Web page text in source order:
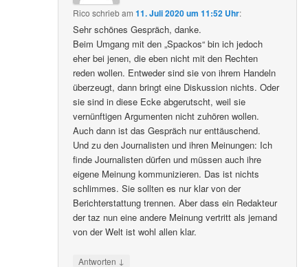
Rico schriebam11. Juli 2020 um 11:52 Uhr:
Sehr schönes Gespräch, danke.
Beim Umgang mit den „Spackos“ bin ich jedoch
eher bei jenen, die eben nicht mit den Rechten
reden wollen. Entweder sind sie von ihrem Handeln
überzeugt, dann bringt eine Diskussion nichts. Oder
sie sind in diese Ecke abgerutscht, weil sie
vernünftigen Argumenten nicht zuhören wollen.
Auch dann ist das Gespräch nur enttäuschend.
Und zu den Journalisten und ihren Meinungen: Ich
finde Journalisten dürfen und müssen auch ihre
eigene Meinung kommunizieren. Das ist nichts
schlimmes. Sie sollten es nur klar von der
Berichterstattung trennen. Aber dass ein Redakteur
der taz nun eine andere Meinung vertritt als jemand
von der Welt ist wohl allen klar.
Antworten ↓